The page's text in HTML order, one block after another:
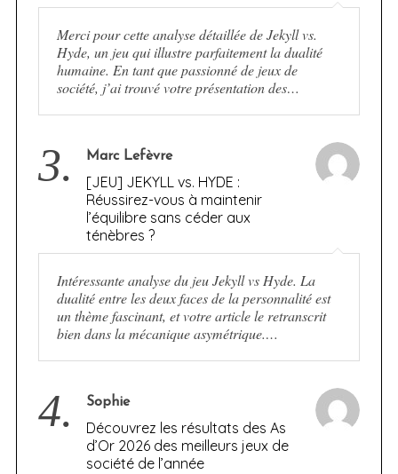
Merci pour cette analyse détaillée de Jekyll vs.
Hyde, un jeu qui illustre parfaitement la dualité
humaine. En tant que passionné de jeux de
société, j’ai trouvé votre présentation des…
3. Marc Lefèvre
[JEU] JEKYLL vs. HYDE :
Réussirez-vous à maintenir
l’équilibre sans céder aux
ténèbres ?
Intéressante analyse du jeu Jekyll vs Hyde. La
dualité entre les deux faces de la personnalité est
un thème fascinant, et votre article le retranscrit
bien dans la mécanique asymétrique.…
4. Sophie
Découvrez les résultats des As
d’Or 2026 des meilleurs jeux de
société de l’année